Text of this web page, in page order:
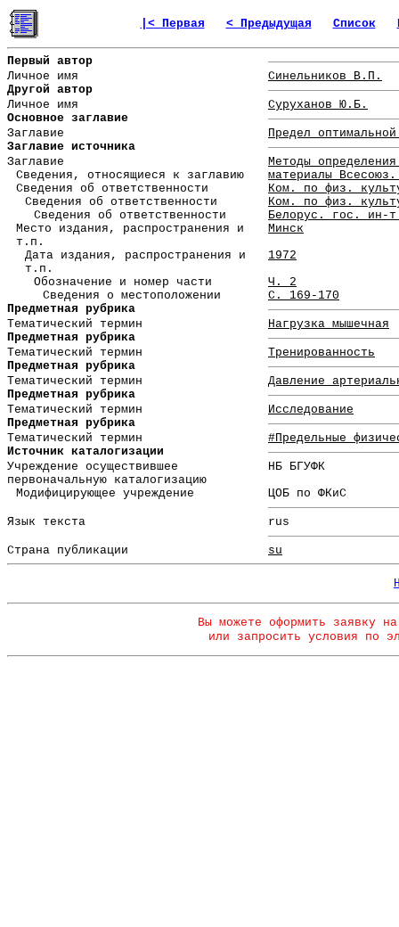
|< Первая < Предыдущая Список
Первый автор
Личное имя
Синельников В.П.
Другой автор
Личное имя
Суруханов Ю.Б.
Основное заглавие
Заглавие
Предел
Заглавие источника
Заглавие
Методы
Сведения, относящиеся к заглавию
материалы
Сведения об ответственности
Ком. по физ.
Сведения об ответственности
Ком. по физ.
Сведения об ответственности
Белорус. гос. ин-
Место издания, распространения и
т.п.
Минск
Дата издания, распространения и
т.п.
1972
Обозначение и номер части
Ч. 2
Сведения о местоположении
С. 169-170
Предметная рубрика
Тематический термин
Нагрузка мышечная
Предметная рубрика
Тематический термин
Тренированность
Предметная рубрика
Тематический термин
Давление
Предметная рубрика
Тематический термин
Исследование
Предметная рубрика
Тематический термин
#Предельные
Источник каталогизации
Учреждение осуществившее
первоначальную каталогизацию
НБ БГУФК
Модифицирующее учреждение
ЦОБ по ФКиС
Язык текста rus
Страна публикации su
Вы можете оформить заявку
или запросить условия по